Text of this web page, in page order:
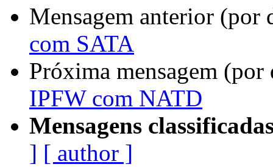
Mensagem anterior (por
com SATA
Próxima mensagem
IPFW com NATD
Mensagens
] [ author ]